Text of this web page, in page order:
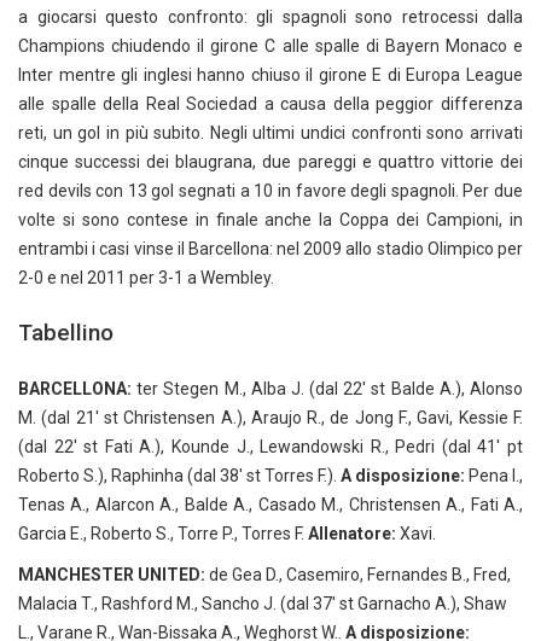
a giocarsi questo confronto: gli spagnoli sono retrocessi dalla
Champions chiudendo il girone C alle spalle di Bayern Monaco e
Inter mentre gli inglesi hanno chiuso il girone E di Europa League
alle spalle della Real Sociedad a causa della peggior differenza
reti, un gol in più subito. Negli ultimi undici confronti sono arrivati
cinque successi dei blaugrana, due pareggi e quattro vittorie dei
red devils con 13 gol segnati a 10 in favore degli spagnoli. Per due
volte si sono contese in finale anche la Coppa dei Campioni, in
entrambi i casi vinse il Barcellona: nel 2009 allo stadio Olimpico per
2-0 e nel 2011 per 3-1 a Wembley.
Tabellino
BARCELLONA: ter Stegen M., Alba J. (dal 22′ st Balde A.), Alonso
M. (dal 21′ st Christensen A.), Araujo R., de Jong F., Gavi, Kessie F.
(dal 22′ st Fati A.), Kounde J., Lewandowski R., Pedri (dal 41′ pt
Roberto S.), Raphinha (dal 38′ st Torres F.). A disposizione: Pena I.,
Tenas A., Alarcon A., Balde A., Casado M., Christensen A., Fati A.,
Garcia E., Roberto S., Torre P., Torres F. Allenatore: Xavi.
MANCHESTER UNITED: de Gea D., Casemiro, Fernandes B., Fred,
Malacia T., Rashford M., Sancho J. (dal 37′ st Garnacho A.), Shaw
L., Varane R., Wan-Bissaka A., Weghorst W.. A disposizione: